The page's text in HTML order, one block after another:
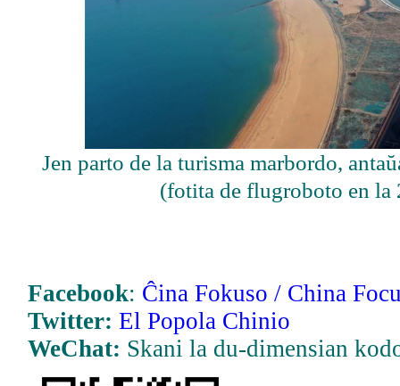
Jen parto de la turisma marbordo,
(fotita de flugroboto en la
Facebook: Ĉina Fokuso / China
Twitter: El Popola Chinio
WeChat: Skani la du-dimensian